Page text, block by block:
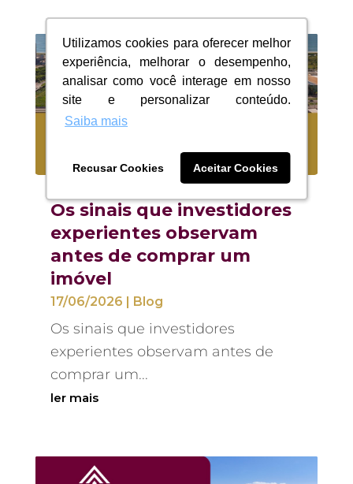
Utilizamos cookies para oferecer melhor
experiência, melhorar o desempenho,
analisar como você interage em nosso
site e personalizar conteúdo.
Saiba mais
Recusar Cookies Aceitar Cookies
Utilizamos cookies para oferecer melhor
experiência, melhorar o desempenho,
analisar como você interage em nosso
site e personalizar conteúdo.
Saiba mais
Recusar Cookies Aceitar Cookies
Os sinais que investidores
experientes observam
antes de comprar um
imóvel
17/06/2026 | Blog
Os sinais que investidores
experientes observam antes de
comprar um...
ler mais